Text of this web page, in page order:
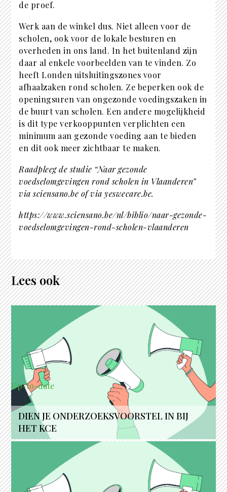
de proef.
Werk aan de winkel dus. Niet alleen voor de
scholen, ook voor de lokale besturen en
overheden in ons land. In het buitenland zijn
daar al enkele voorbeelden van te vinden. Zo
heeft Londen uitsluitingszones voor
afhaalzaken rond scholen. Ze beperken ook de
openingsuren van ongezonde voedingszaken in
de buurt van scholen. Een andere mogelijkheid
is dit type verkooppunten verplichten een
minimum aan gezonde voeding aan te bieden
en dit ook meer zichtbaar te maken.
Raadpleeg de studie “Naar gezonde
voedselomgevingen rond scholen in Vlaanderen”
via sciensano.be of via yeswecare.be.
https://www.sciensano.be/nl/biblio/naar-gezonde-
voedselomgevingen-rond-scholen-vlaanderen
Lees ook
Up-to-date
DIEN JE ONDERZOEKSVOORSTEL IN BIJ
HET KCE